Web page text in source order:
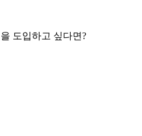
을 도입하고 싶다면?